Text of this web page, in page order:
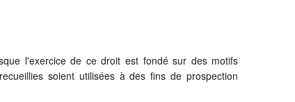
l'exercice de ce droit est fondé sur des motifs
soient utilisées à des fins de prospection